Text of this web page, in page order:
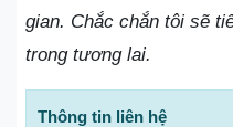
gian. Chắc chắn tôi sẽ
trong tương lai.
Thông tin liên hệ